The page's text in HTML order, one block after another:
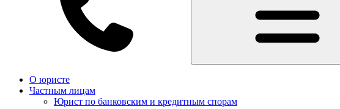
О юристе
Частным лицам
Юрист по банковским и кредитным спорам